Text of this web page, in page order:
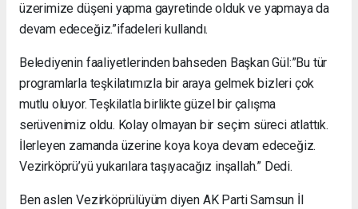
üzerimize düşeni yapma gayretinde olduk ve yapmaya da
devam edeceğiz.”ifadeleri kullandı.
Belediyenin faaliyetlerinden bahseden Başkan Gül:”Bu tür
programlarla teşkilatımızla bir araya gelmek bizleri çok
mutlu oluyor. Teşkilatla birlikte güzel bir çalışma
serüvenimiz oldu. Kolay olmayan bir seçim süreci atlattık.
İlerleyen zamanda üzerine koya koya devam edeceğiz.
Vezirköprü’yü yukarılara taşıyacağız inşallah.” Dedi.
Ben aslen Vezirköprülüyüm diyen AK Parti Samsun İl